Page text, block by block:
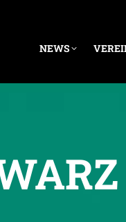
NEWS